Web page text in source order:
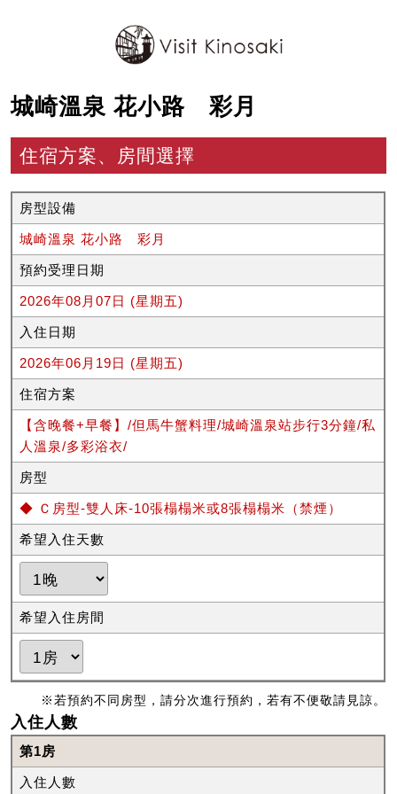
城崎溫泉 花小路 彩月
住宿方案、房間選擇
房型設備
城崎溫泉 花小路 彩月
預約受理日期
2026年08月07日 (星期五)
入住日期
2026年06月19日 (星期五)
住宿方案
【含晚餐+早餐】/但馬牛蟹料理/城崎溫泉站步行3分鐘/私
人溫泉/多彩浴衣/
房型
◆ Ｃ房型-雙人床-10張榻榻米或8張榻榻米（禁煙）
希望入住天數
希望入住房間
※若預約不同房型，請分次進行預約，若有不便敬請見諒。
入住人數
第1房
入住人數